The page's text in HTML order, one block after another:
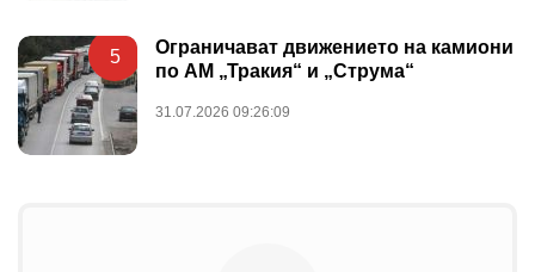
5
Ограничават движението на камиони
по АМ „Тракия“ и „Струма“
31.07.2026 09:26:09